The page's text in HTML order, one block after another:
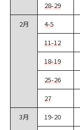
28-29
2月
4-5
11-12
18-19
25-26
27
3月
19-20